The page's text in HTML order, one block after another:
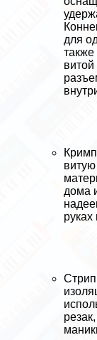
для
дома
руках